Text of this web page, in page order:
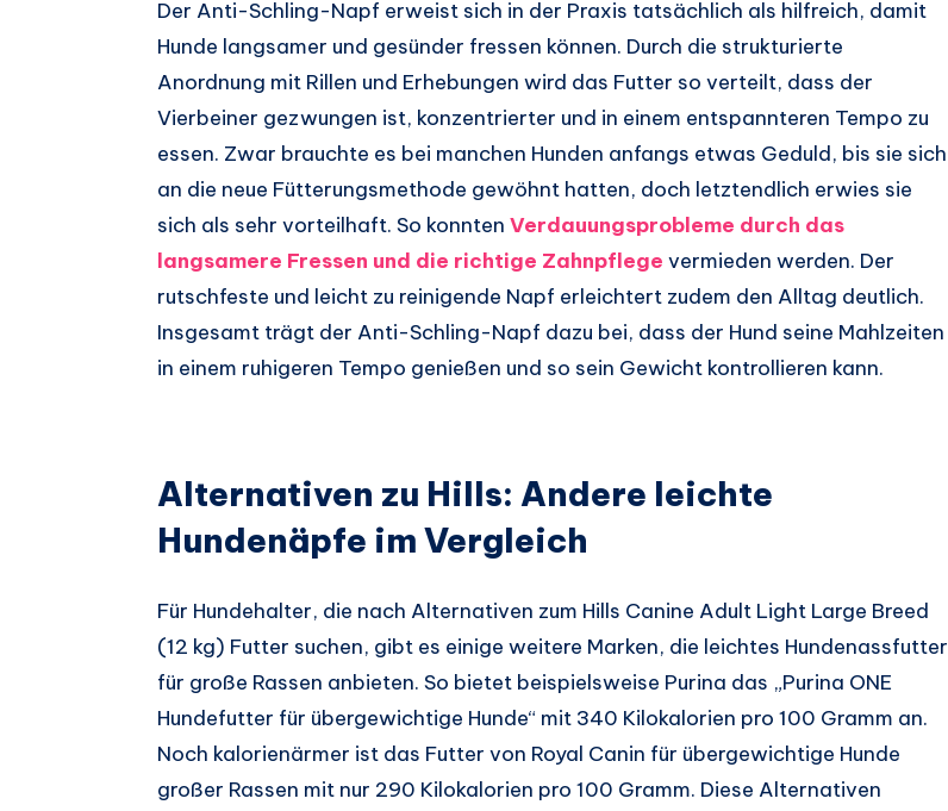
Der Anti-Schling-Napf erweist sich in der Praxis tatsächlich als hilfreich, damit
Hunde langsamer und gesünder fressen können. Durch die strukturierte
Anordnung mit Rillen und Erhebungen wird das Futter so verteilt, dass der
Vierbeiner gezwungen ist, konzentrierter und in einem entspannteren Tempo zu
essen. Zwar brauchte es bei manchen Hunden anfangs etwas Geduld, bis sie sich
an die neue Fütterungsmethode gewöhnt hatten, doch letztendlich erwies sie
sich als sehr vorteilhaft. So konnten Verdauungsprobleme durch das
langsamere Fressen und die richtige Zahnpflege vermieden werden. Der
rutschfeste und leicht zu reinigende Napf erleichtert zudem den Alltag deutlich.
Insgesamt trägt der Anti-Schling-Napf dazu bei, dass der Hund seine Mahlzeiten
in einem ruhigeren Tempo genießen und so sein Gewicht kontrollieren kann.
Alternativen zu Hills: Andere leichte
Hundenäpfe im Vergleich
Für Hundehalter, die nach Alternativen zum Hills Canine Adult Light Large Breed
(12 kg) Futter suchen, gibt es einige weitere Marken, die leichtes Hundenassfutter
für große Rassen anbieten. So bietet beispielsweise Purina das „Purina ONE
Hundefutter für übergewichtige Hunde“ mit 340 Kilokalorien pro 100 Gramm an.
Noch kalorienärmer ist das Futter von Royal Canin für übergewichtige Hunde
großer Rassen mit nur 290 Kilokalorien pro 100 Gramm. Diese Alternativen